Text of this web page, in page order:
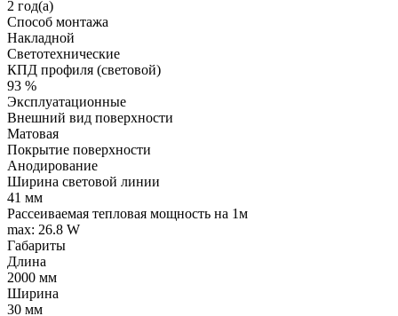
2 год(а)
Способ монтажа
Накладной
Светотехнические
КПД профиля (cветовой)
93 %
Эксплуатационные
Внешний вид поверхности
Матовая
Покрытие поверхности
Анодирование
Ширина световой линии
41 мм
Рассеиваемая тепловая мощность на 1м
max: 26.8 W
Габариты
Длина
2000 мм
Ширина
30 мм